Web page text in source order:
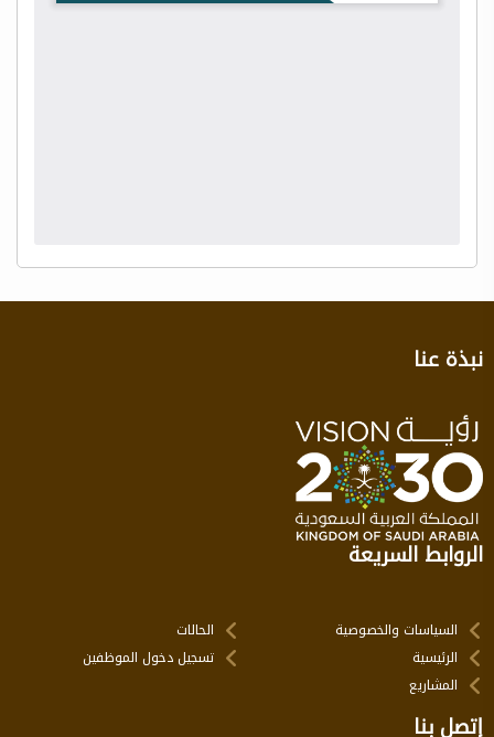
نبذة عنا
الروابط السريعة
السياسات والخصوصية
الرئيسية
المشاريع
الحالات
تسجيل دخول الموظفين
إتصل بنا